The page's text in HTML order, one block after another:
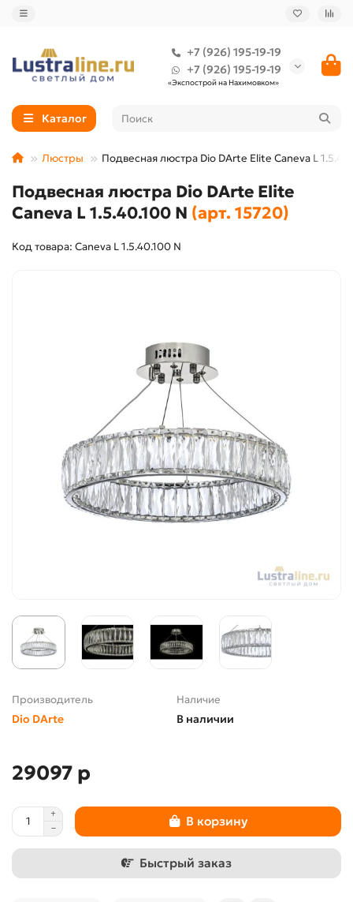
+7 (926) 195-19-19
+7 (926) 195-19-19
«Экспострой на Нахимовком»
Каталог
Люстры Подвесная люстра Dio DArte Elite Caneva L
Подвесная люстра Dio DArte Elite
Caneva L 1.5.40.100 N (арт. 15720)
Код товара: Caneva L 1.5.40.100 N
Производитель
Dio DArte
Наличие
В наличии
29097 р
В корзину
Быстрый заказ